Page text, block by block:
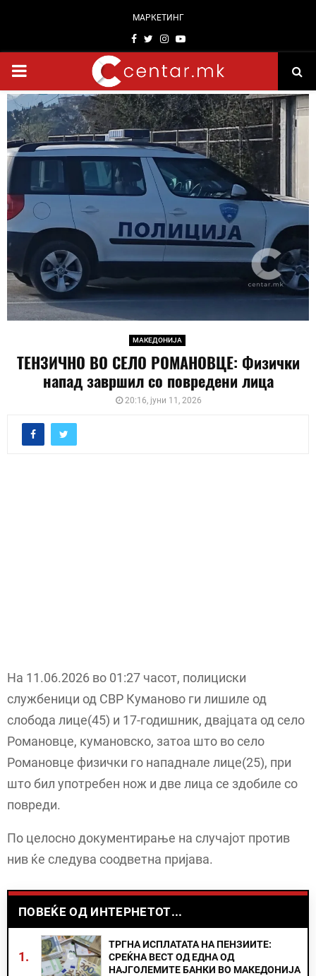
МАРКЕТИНГ
Facebook
TwitterInstagram
Youtube
PRIMARY
MENU
МАКЕДОНИЈА
ТЕНЗИЧНО ВО СЕЛО РОМАНОВЦЕ: Физички
напад завршил со повредени лица
20:16, јуни 11, 2026
На 11.06.2026 во 01:27 часот, полициски
службеници од СВР Куманово ги лишиле од
слобода лице(45) и 17-годишник, двајцата од село
Романовце, кумановско, затоа што во село
Романовце физички го нападнале лице(25), при
што бил употребен нож и две лица се здобиле со
повреди.
По целосно документирање на случајот против
нив ќе следува соодветна пријава.
ПОВЕЌЕ ОД ИНТЕРНЕТОТ...
1.
ТРГНА ИСПЛАТАТА НА ПЕНЗИИТЕ:
СРЕЌНА ВЕСТ ОД ЕДНА ОД
НАЈГОЛЕМИТЕ БАНКИ ВО МАКЕДОНИЈА